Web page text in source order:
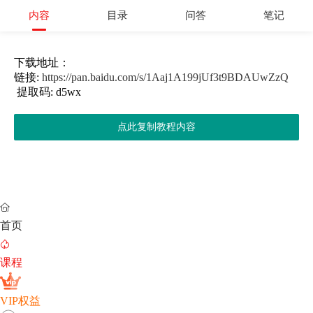
内容 目录 问答 笔记
下载地址：
链接: https://pan.baidu.com/s/1Aaj1A199jUf3t9BDAUwZzQ
提取码: d5wx
点此复制教程内容

首页

课程
VIP权益